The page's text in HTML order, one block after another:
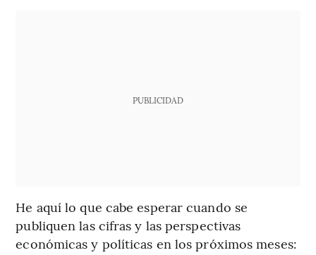
PUBLICIDAD
He aquí lo que cabe esperar cuando se
publiquen las cifras y las perspectivas
económicas y políticas en los próximos meses: